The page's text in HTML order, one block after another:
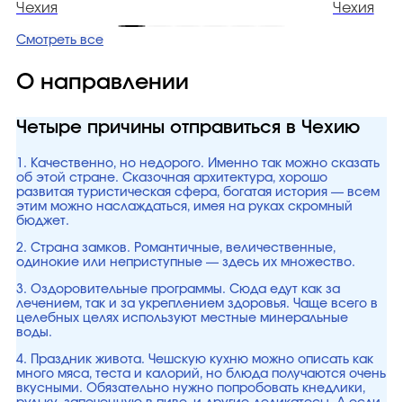
Чехия Чехия
Смотреть все
О направлении
Четыре причины отправиться в Чехию
1. Качественно, но недорого. Именно так можно сказать
об этой стране. Сказочная архитектура, хорошо
развитая туристическая сфера, богатая история — всем
этим можно наслаждаться, имея на руках скромный
бюджет.
2. Страна замков. Романтичные, величественные,
одинокие или неприступные — здесь их множество.
3. Оздоровительные программы. Сюда едут как за
лечением, так и за укреплением здоровья. Чаще всего в
целебных целях используют местные минеральные
воды.
4. Праздник живота. Чешскую кухню можно описать как
много мяса, теста и калорий, но блюда получаются очень
вкусными. Обязательно нужно попробовать кнедлики,